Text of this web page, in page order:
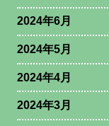
2024年6月
2024年5月
2024年4月
2024年3月